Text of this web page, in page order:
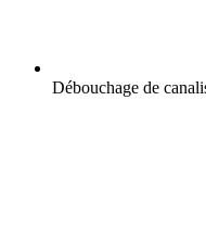
Débouchage de